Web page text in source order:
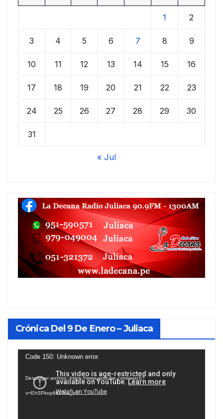
1 2
3 4 5 6 7 8 9
10 11 12 13 14 15 16
17 18 19 20 21 22 23
24 25 26 27 28 29 30
31
« Jul
Crónica Del 9 De Enero – Juliaca
Reproductor
vídeo
Code 150: Unknown error.
Descargar archivo: https://www.youtube.com/watch?
v=EhSPkop8KPY&_=1